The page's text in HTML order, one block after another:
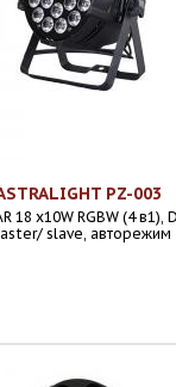
PZ-003
18 х10W RGBW (4 в1),
slave, авторежим